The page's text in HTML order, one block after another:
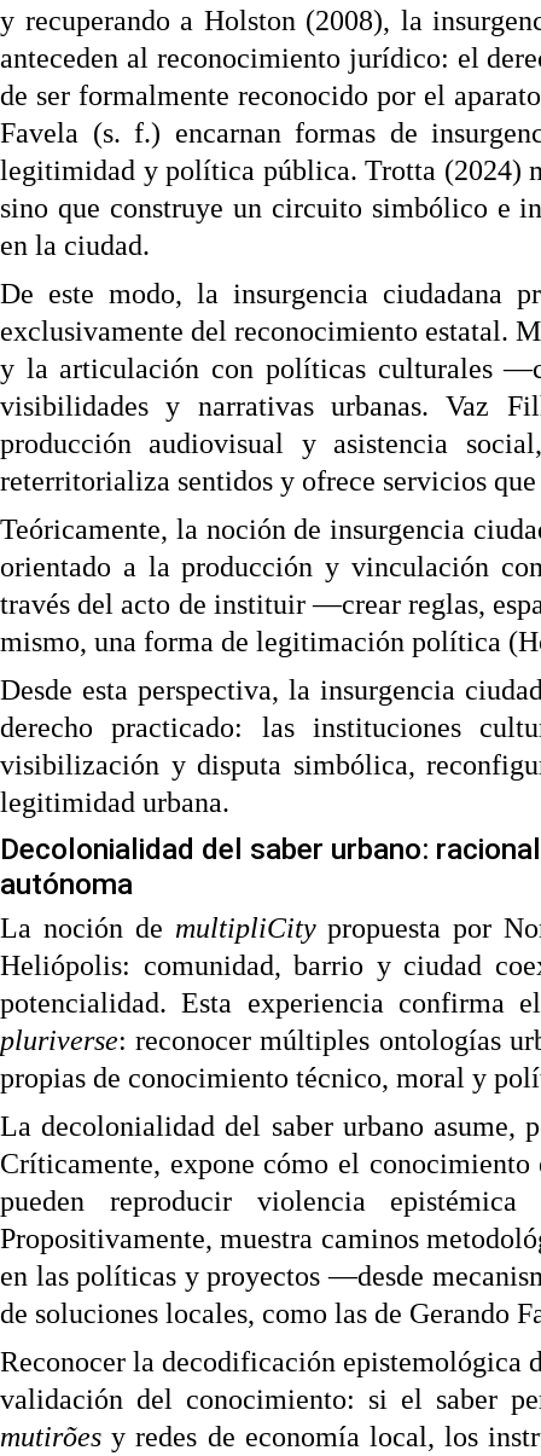
y recuperando a Holston (2008), la
anteceden al reconocimiento jurídico: el
de ser formalmente reconocido por el
Favela (s. f.) encarnan formas de
legitimidad y política pública. Trotta (2024)
sino que construye un circuito simbólico e
en la ciudad.
De este modo, la insurgencia ciudadana
exclusivamente del reconocimiento estatal.
y la articulación con políticas culturales
visibilidades y narrativas urbanas. Vaz
producción audiovisual y asistencia
reterritorializa sentidos y ofrece servicios
Teóricamente, la noción de insurgencia
orientado a la producción y vinculación
través del acto de instituir —crear reglas,
mismo, una forma de legitimación política
Desde esta perspectiva, la insurgencia
derecho practicado: las instituciones
visibilización y disputa simbólica,
legitimidad urbana.
Decolonialidad del saber urbano:
autónoma
La noción de multipliCitypropuesta por
Heliópolis: comunidad, barrio y ciudad
potencialidad. Esta experiencia
pluriverse: reconocer múltiples ontologías
propias de conocimiento técnico, moral y
La decolonialidad del saber urbano
Críticamente, expone cómo el
pueden reproducir violencia
Propositivamente, muestra caminos
en las políticas y proyectos —desde
de soluciones locales, como las de Gerando
Reconocer la decodificación epistemológica
validación del conocimiento: si el saber
mutirões y redes de economía local, los